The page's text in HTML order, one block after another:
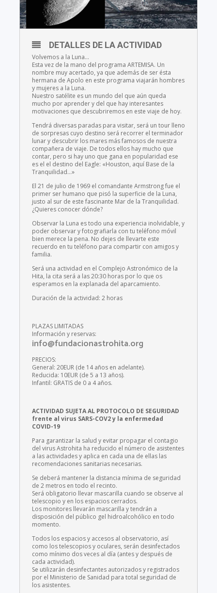
DETALLES DE LA ACTIVIDAD
Volvemos a la Luna…
Esta vez de la mano del programa ARTEMISA. Un
nombre muy acertado, ya que además de ser ésta
hermana de Apolo en este programa viajarán hombres
y mujeres a la Luna.
Nuestro satélite es un mundo del que aún queda
mucho por aprender y del que hay interesantes
motivaciones que descubriremos en este viaje de hoy.
Tendrá diversas paradas para visitar, será un tour lleno
de sorpresas cuyo destino será recorrer el terminador
lunar y descubrir los mares más famosos de nuestra
compañera de viaje. De todos ellos hay mucho que
contar, pero si hay uno que gana en popularidad ese
es el el destino del Eagle: «Houston, aquí Base de la
Tranquilidad…»
El 21 de julio de 1969 el comandante Armstrong fue el
primer ser humano que pisó la superficie de la Luna,
justo al sur de este fascinante Mar de la Tranquilidad.
¿Quieres conocer dónde?
Observar la Luna es todo una experiencia inolvidable, y
poder observar y fotografiarla con tu teléfono móvil
bien merece la pena. No dejes de llevarte este
recuerdo en tu teléfono para compartir con amigos y
familia.
Será una actividad en el Complejo Astronómico de la
Hita, la cita será a las 20:30 horas por lo que os
esperamos en la explanada del aparcamiento.
Duración de la actividad: 2 horas
PLAZAS LIMITADAS
Información y reservas:
info@fundacionastrohita.org
PRECIOS:
General: 20EUR (de 14 años en adelante).
Reducida: 10EUR (de 5 a 13 años).
Infantil: GRATIS de 0 a 4 años.
ACTIVIDAD SUJETA AL PROTOCOLO DE SEGURIDAD
frente al virus SARS-COV2 y la enfermedad
COVID-19
Para garantizar la salud y evitar propagar el contagio
del virus Astrohita ha reducido el número de asistentes
a las actividades y aplica en cada una de ellas las
recomendaciones sanitarias necesarias.
Se deberá mantener la distancia mínima de seguridad
de 2 metros en todo el recinto.
Será obligatorio llevar mascarilla cuando se observe al
telescopio y en los espacios cerrados.
Los monitores llevarán mascarilla y tendrán a
disposición del público gel hidroalcohólico en todo
momento.
Todos los espacios y accesos al observatorio, así
como los telescopios y oculares, serán desinfectados
como mínimo dos veces al día (antes y después de
cada actividad).
Se utilizarán desinfectantes autorizados y registrados
por el Ministerio de Sanidad para total seguridad de
los asistentes.